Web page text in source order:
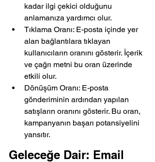
kadar ilgi çekici olduğunu
anlamanıza yardımcı olur.
Tıklama Oranı: E-posta içinde yer
alan bağlantılara tıklayan
kullanıcıların oranını gösterir. İçerik
ve çağrı metni bu oran üzerinde
etkili olur.
Dönüşüm Oranı: E-posta
gönderiminin ardından yapılan
satışların oranını gösterir. Bu oran,
kampanyanın başarı potansiyelini
yansıtır.
Geleceğe Dair: Email